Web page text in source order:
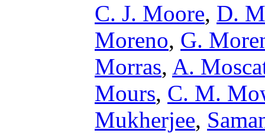
C. J. Moore, D.
Moreno, G.
Morras, A.
Mours, C. M.
Mukherjee,